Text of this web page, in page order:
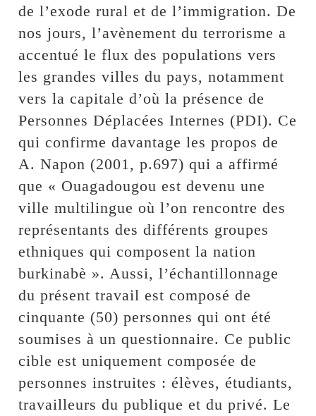
de l’exode rural et de l’immigration. De
nos jours, l’avènement du terrorisme a
accentué le flux des populations vers
les grandes villes du pays, notamment
vers la capitale d’où la présence de
Personnes Déplacées Internes (PDI). Ce
qui confirme davantage les propos de
A. Napon (2001, p.697) qui a affirmé
que « Ouagadougou est devenu une
ville multilingue où l’on rencontre des
représentants des différents groupes
ethniques qui composent la nation
burkinabè ». Aussi, l’échantillonnage
du présent travail est composé de
cinquante (50) personnes qui ont été
soumises à un questionnaire. Ce public
cible est uniquement composée de
personnes instruites : élèves, étudiants,
travailleurs du publique et du privé. Le